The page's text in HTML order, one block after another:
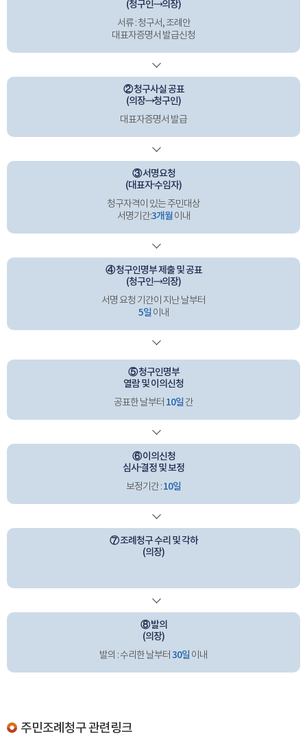
(청구인→의장)
서류 : 청구서, 조례안
대표자증명서 발급신청
② 청구사실 공표
(의장→청구인)
대표자증명서 발급
③ 서명요청
(대표자·수임자)
청구자격이 있는 주민대상
서명기간:3개월이내
④ 청구인명부 제출 및 공표
(청구인→의장)
서명 요청 기간이 지난 날부터
5일 이내
⑤ 청구인명부
열람 및 이의신청
공표한 날부터 10일 간
⑥ 이의신청
심사·결정 및 보정
보정기간 :10일
⑦ 조례청구 수리 및 각하
(의장)
⑧ 발의
(의장)
발의 : 수리한 날부터 30일 이내
주민조례청구 관련링크